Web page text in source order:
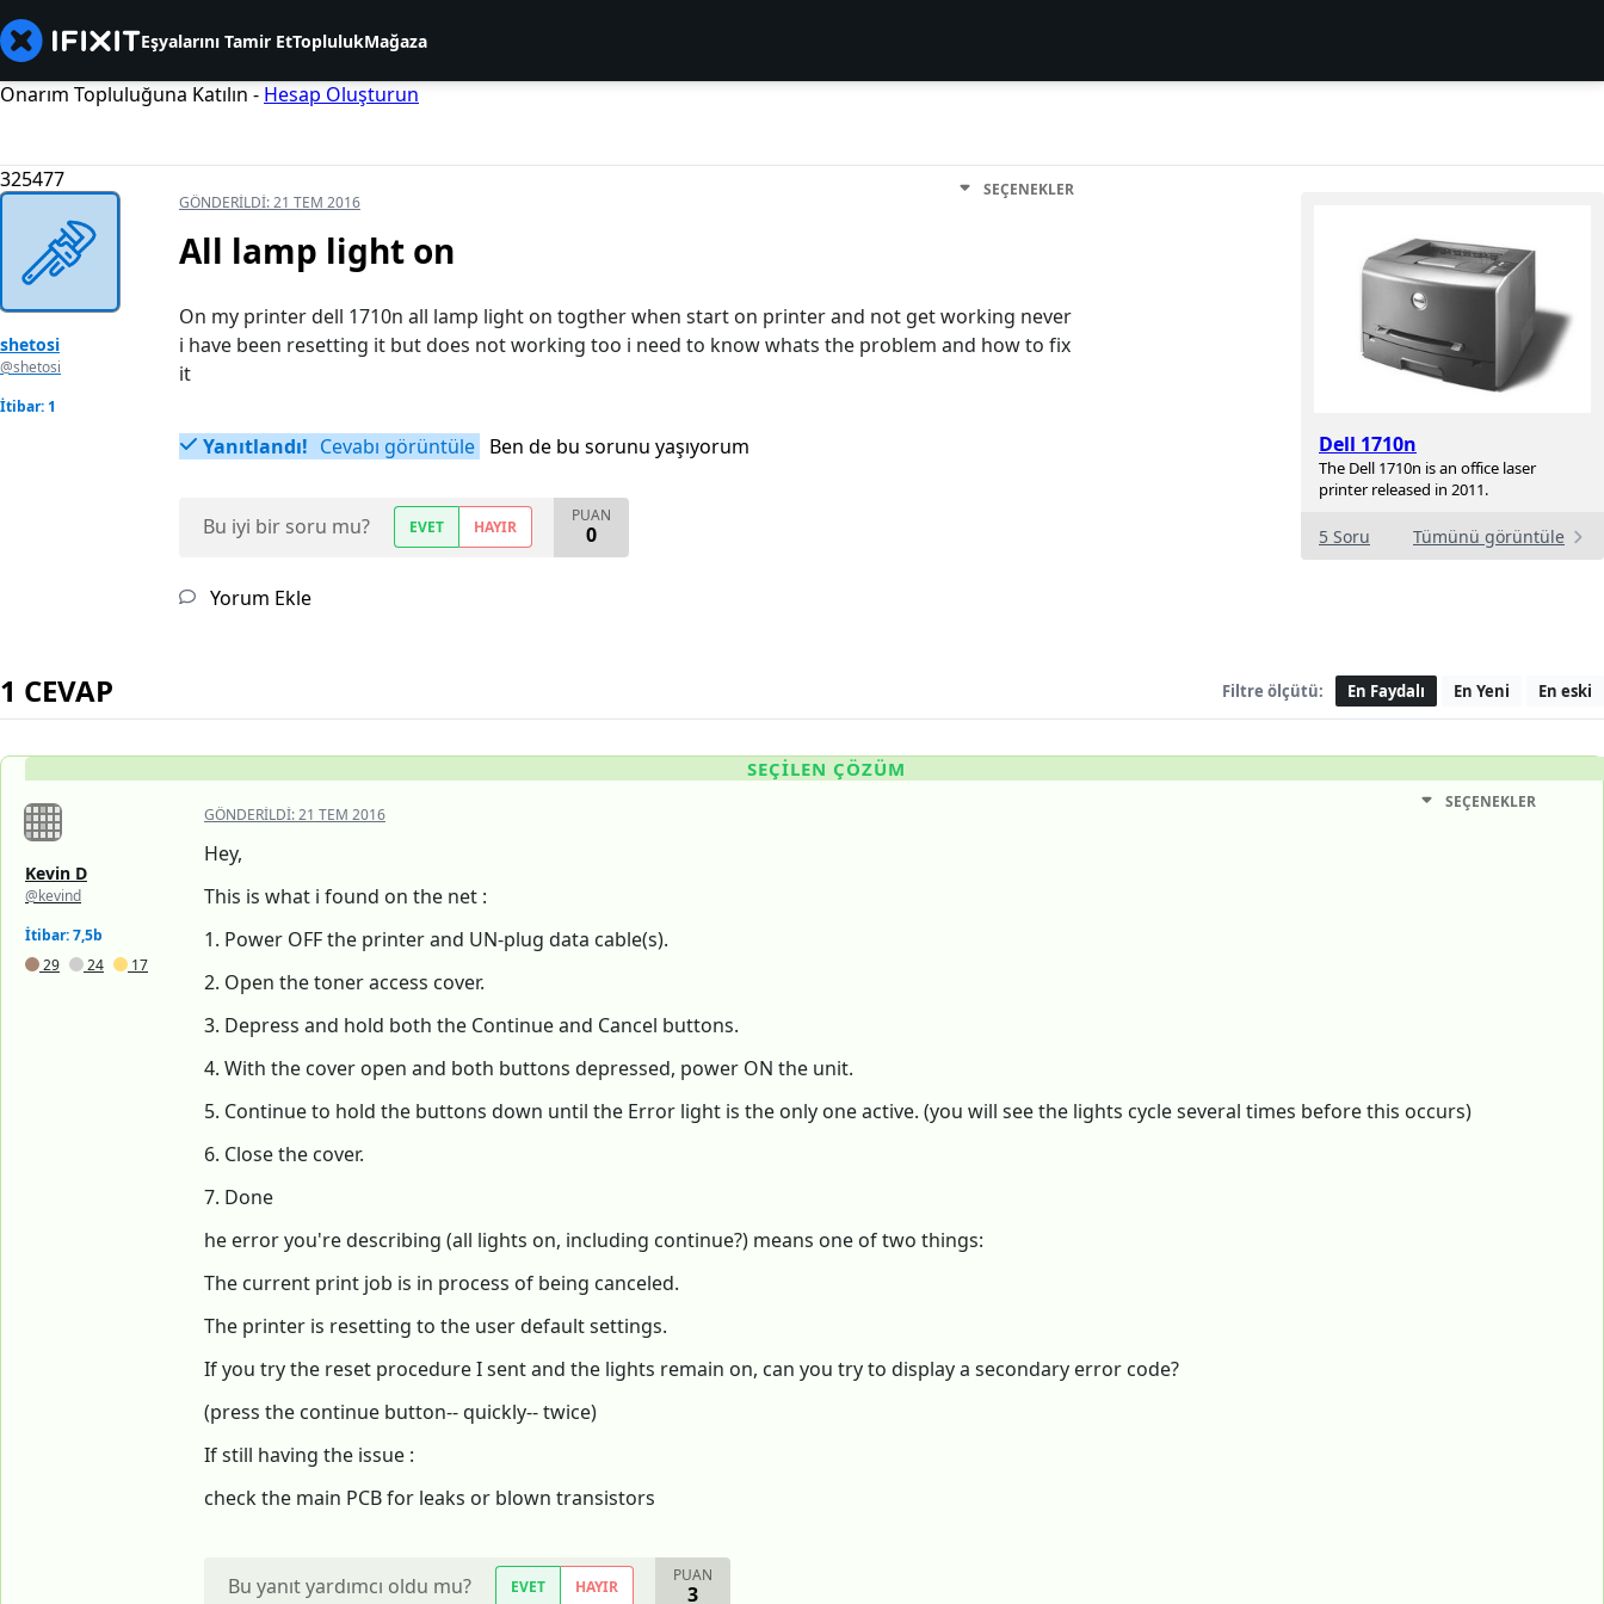
Eşyalarını Tamir EtToplulukMağaza
Onarım Topluluğuna Katılın - Hesap Oluşturun
325477
Dell 1710n
The Dell 1710n is an office laser
printer released in 2011.
5 Soru Tümünü görüntüle
shetosi
@shetosi
İtibar: 1
GÖNDERILDI:21 TEM 2016
SEÇENEKLER
All lamp light on
On my printer dell 1710n all lamp light on togther when start on printer and not get working never
i have been resetting it but does not working too i need to know whats the problem and how to fix
it
Yanıtlandı! Cevabı görüntüle Ben de bu sorunu yaşıyorum
Bu iyi bir soru mu? EVET HAYIR
PUAN
0
Yorum Ekle
1 CEVAP Filtre ölçütü: En Faydalı En Yeni En eski
SEÇILEN ÇÖZÜM
Kevin D
@kevind
İtibar: 7,5b
29
24 17
GÖNDERILDI:21 TEM 2016
SEÇENEKLER
Hey,
This is what i found on the net :
1. Power OFF the printer and UN-plug data cable(s).
2. Open the toner access cover.
3. Depress and hold both the Continue and Cancel buttons.
4. With the cover open and both buttons depressed, power ON the unit.
5. Continue to hold the buttons down until the Error light is the only one active. (you will see the lights cycle several times before this occurs)
6. Close the cover.
7. Done
he error you're describing (all lights on, including continue?) means one of two things:
The current print job is in process of being canceled.
The printer is resetting to the user default settings.
If you try the reset procedure I sent and the lights remain on, can you try to display a secondary error code?
(press the continue button-- quickly-- twice)
If still having the issue :
check the main PCB for leaks or blown transistors
Bu yanıt yardımcı oldu mu? EVET HAYIR
PUAN
3